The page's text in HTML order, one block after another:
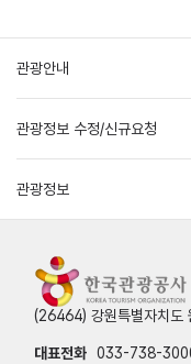
관광안내
관광정보 수정/신규요청
관광정보
(26464) 강원특별자치도
대표전화 033-738-